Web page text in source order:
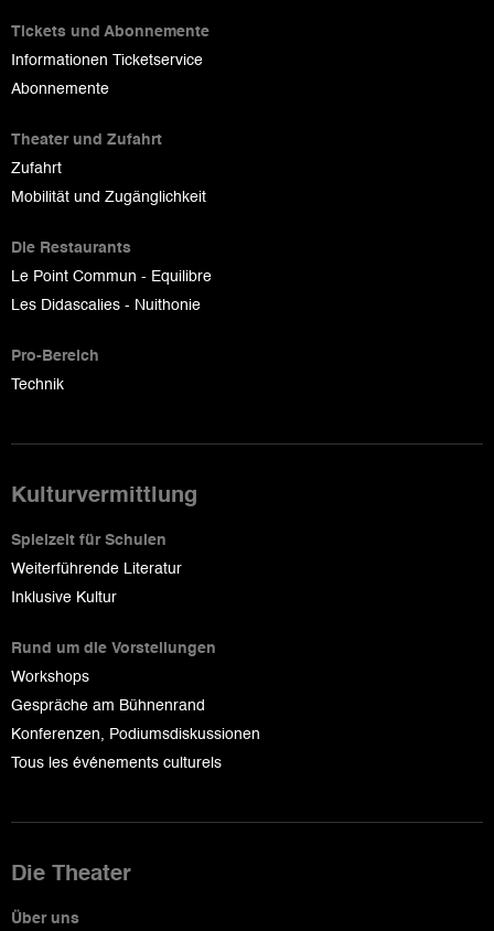
Tickets und Abonnemente
Informationen Ticketservice
Abonnemente
Theater und Zufahrt
Zufahrt
Mobilität und Zugänglichkeit
Die Restaurants
Le Point Commun - Equilibre
Les Didascalies - Nuithonie
Pro-Bereich
Technik
Kulturvermittlung
Spielzeit für Schulen
Weiterführende Literatur
Inklusive Kultur
Rund um die Vorstellungen
Workshops
Gespräche am Bühnenrand
Konferenzen, Podiumsdiskussionen
Tous les événements culturels
Die Theater
Über uns